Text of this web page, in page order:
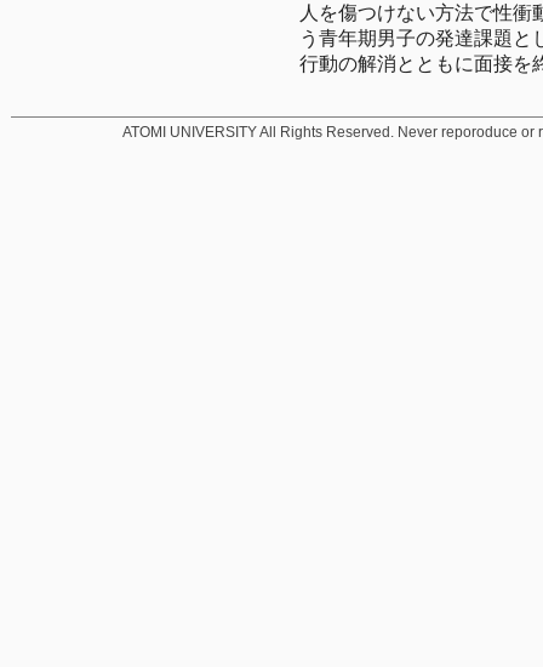
人を傷つけない方法で性衝
う青年期男子の発達課題と
行動の解消とともに面接を